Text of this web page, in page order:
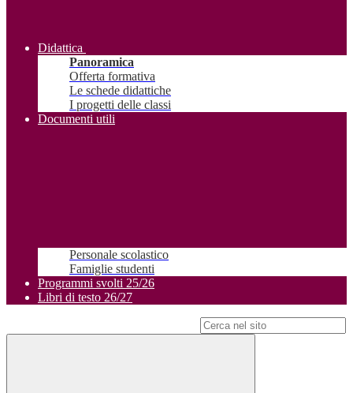
Didattica
Panoramica
Offerta formativa
Le schede didattiche
I progetti delle classi
Documenti utili
Personale scolastico
Famiglie studenti
Programmi svolti 25/26
Libri di testo 26/27